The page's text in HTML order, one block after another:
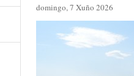
domingo, 7 Xuño 2026